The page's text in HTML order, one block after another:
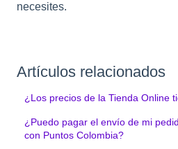
necesites.
Artículos relacionados
¿Los precios de la Tienda Online
¿Puedo pagar el envío de mi
con Puntos Colombia?